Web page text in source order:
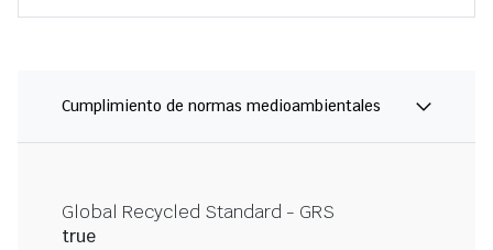
Cumplimiento de normas medioambientales
Global Recycled Standard - GRS
true